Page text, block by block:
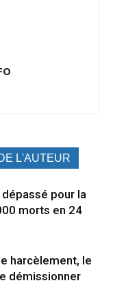
L'AUTEUR
pour la
morts en 24
harcèlement, le
démissionner